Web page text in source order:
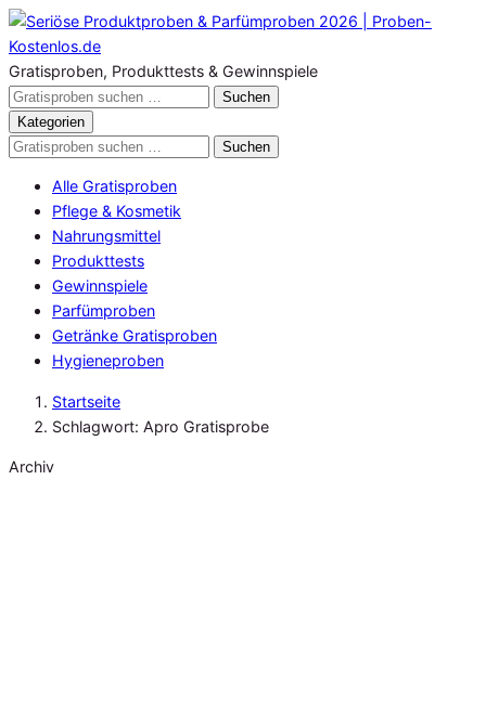
Zum
Inhalt
springen
Gratisproben, Produkttests & Gewinnspiele
Gratisproben
durchsuchen
Suchen
Kategorien
Gratisproben
Suchen
Alle Gratisproben
Pflege & Kosmetik
Nahrungsmittel
Produkttests
Gewinnspiele
Parfümproben
Getränke Gratisproben
Hygieneproben
Startseite
Schlagwort: Apro Gratisprobe
Archiv